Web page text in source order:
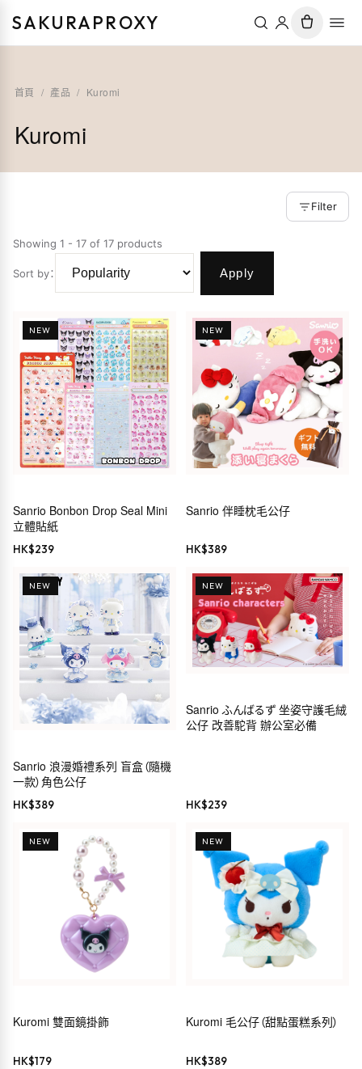
SAKURAPROXY
首頁 / 產品 / Kuromi
Kuromi
Filter
Showing 1 - 17 of 17 products
Sort by： Apply
NEW
Sanrio Bonbon Drop Seal Mini
立體貼紙
HK$239
NEW
Sanrio 伴睡枕毛公仔
HK$389
NEW
Sanrio 浪漫婚禮系列 盲盒（隨機
一款）角色公仔
HK$389
NEW
Sanrio ふんばるず 坐姿守護毛絨
公仔 改善駝背 辦公室必備
HK$239
NEW
Kuromi 雙面鏡掛飾
HK$179
NEW
Kuromi 毛公仔（甜點蛋糕系列）
HK$389